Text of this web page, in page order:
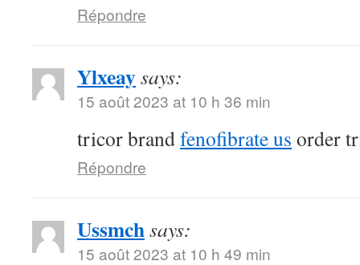
Répondre
Ylxeaysays:
15 août 2023 at 10 h 36 min
tricor brandfenofibrate us order
Répondre
Ussmchsays:
15 août 2023 at 10 h 49 min